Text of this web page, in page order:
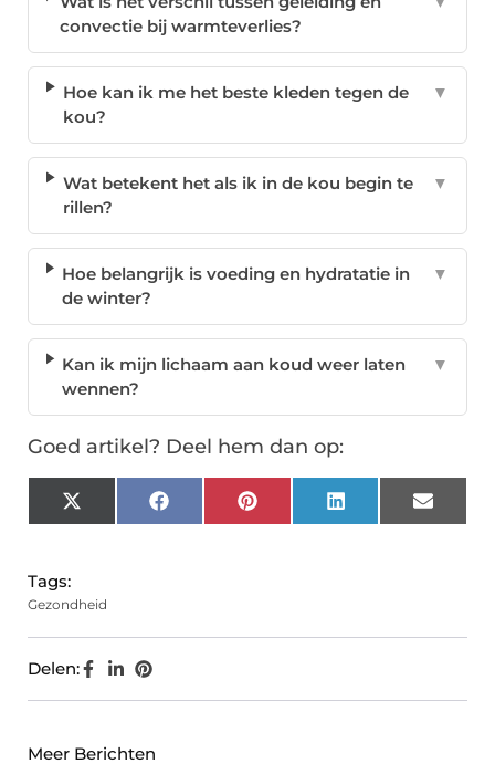
convectie bij warmteverlies?
Hoe kan ik me het beste kleden tegen de
kou?
▼
Wat betekent het als ik in de kou begin te
rillen?
▼
Hoe belangrijk is voeding en hydratatie in
de winter?
▼
Kan ik mijn lichaam aan koud weer laten
wennen?
▼
Goed artikel? Deel hem dan op:
X
(Twitter)
FacebookPinterest LinkedIn Email
Tags:
Gezondheid
Delen:
Meer Berichten